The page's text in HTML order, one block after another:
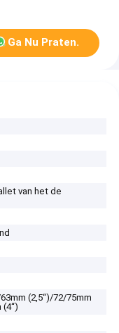
Uitstekende
Ga Nu Praten.
van het de
(2,5“)/72/75mm
(4“)